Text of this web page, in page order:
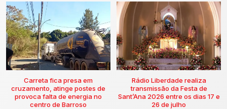
Carreta fica presa em
cruzamento, atinge postes de
provoca falta de energia no
centro de Barroso
Rádio Liberdade realiza
transmissão da Festa de
Sant’Ana 2026 entre os dias 17 e
26 de julho